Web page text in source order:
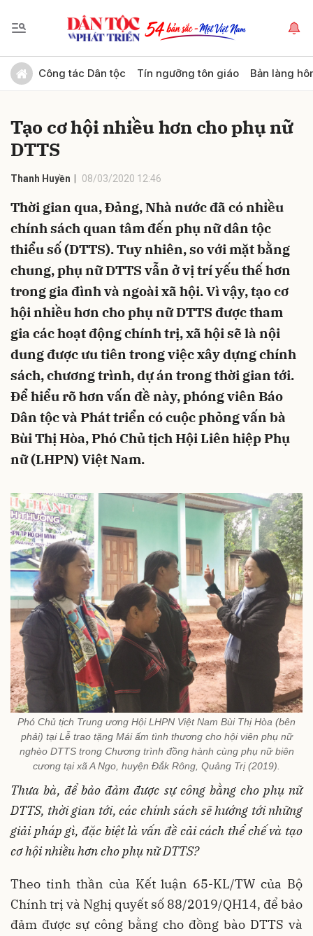
Công tác Dân tộc Tín ngưỡng tôn giáo Bản làng
Tạo cơ hội nhiều hơn cho phụ nữ
DTTS
Thanh Huyền 08/03/2020 12:46
Thời gian qua, Đảng, Nhà nước đã có nhiều
chính sách quan tâm đến phụ nữ dân tộc
thiểu số (DTTS). Tuy nhiên, so với mặt bằng
chung, phụ nữ DTTS vẫn ở vị trí yếu thế hơn
trong gia đình và ngoài xã hội. Vì vậy, tạo cơ
hội nhiều hơn cho phụ nữ DTTS được tham
gia các hoạt động chính trị, xã hội sẽ là nội
dung được ưu tiên trong việc xây dựng chính
sách, chương trình, dự án trong thời gian tới.
Để hiểu rõ hơn vấn đề này, phóng viên Báo
Dân tộc và Phát triển có cuộc phỏng vấn bà
Bùi Thị Hòa, Phó Chủ tịch Hội Liên hiệp Phụ
nữ (LHPN) Việt Nam.
Phó Chủ tịch Trung ương Hội LHPN Việt Nam Bùi Thị Hòa (bên
phải) tại Lễ trao tặng Mái ấm tình thương cho hội viên phụ nữ
nghèo DTTS trong Chương trình đồng hành cùng phụ nữ biên
cương tại xã A Ngo, huyện Đắk Rông, Quảng Trị (2019).
Thưa bà, để bảo đảm được sự công bằng cho phụ nữ
DTTS, thời gian tới, các chính sách sẽ hướng tới những
giải pháp gì, đặc biệt là vấn đề cải cách thể chế và tạo
cơ hội nhiều hơn cho phụ nữ DTTS?
Theo tinh thần của Kết luận 65-KL/TW của Bộ
Chính trị và Nghị quyết số 88/2019/QH14, để bảo
đảm được sự công bằng cho đồng bào DTTS và
Gửi bình luận
Hủy Gửi